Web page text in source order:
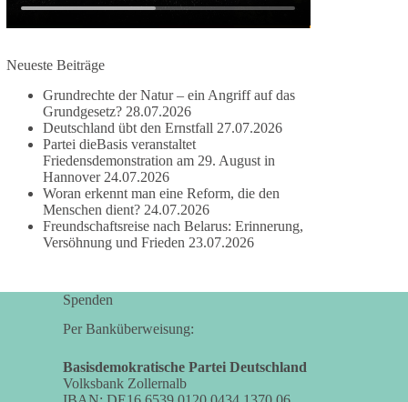
damit noch mehr Menschen mitbekommen, wofür
wir stehen und warum es sich lohnt, dieBasis zu
Mehr Infos:https://diebasis-st.de/wahlprogramm/
#dieBasis #Landtagswahl #SachsenAnhalt
#DeineStimmezählt #jetztunterstützen
58 6 14 Auf Facebook ansehen
DieBasis
2 Tage(n) zuvor
🔎 Über 100-mal keine Antwort.
Anthony Fauci, Immunologe und Berater des
Anhörung des US-Senats auf mehr als 100
Fragen die Aussage verweigert. Die juristische
Neueste Beiträge
Grundrechte der Natur – ein Angriff auf das
Grundgesetz? 28.07.2026
Deutschland übt den Ernstfall 27.07.2026
Partei dieBasis veranstaltet
Friedensdemonstration am 29. August in
Hannover 24.07.2026
Woran erkennt man eine Reform, die den
Menschen dient? 24.07.2026
Freundschaftsreise nach Belarus: Erinnerung,
Versöhnung und Frieden 23.07.2026
Spenden
Per Banküberweisung:
Basisdemokratische Partei Deutschland
Volksbank Zollernalb